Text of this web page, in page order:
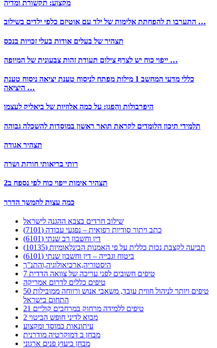
מקצוע: תקשורת ומדיה
התערבו ת להפחתת אלימות של ילד עם אוטיזם כלפי ילדים בשילוב …
תצהיר של בעלים אודות בעלי זכויות בנכס
ייפוי כוח יש לצרף צילום תעודת זהות צבעונית של המיופה …
כללי מדעי המחשב 1 מילות מפתח לניסוח טענת יציאה ניסוח טענת
היציאה …
היפרבולות והֶפגן: על כמה אלוזיות של ביאליק לעצמו
תלמידי תיכון הלומדים לקראת תואר ראשון במוסדות להשכלה גבוהה
תצהיר אגודה
רותי בריאותי חורזת ושרה
תצהיר אימות ייפוי כוח לפי נספח ב2
כמה עצות להמשך הדרך
שילוב חרדים בצבא ההגנה לישראל
כתב ויתור סודיות רפואית – נפגעי עבודה (7101)
דין וחשבון רב שנתי (6101)
תביעה לקצבת נכות כללית על פי האמנות הבינלאומיות (10135)
ביטוח וגבייה – דין וחשבון שנתי (6101)
היסטוריה,ארכיאולוגיה,והתנ”ך
7 טיפים חשובים לפני עריכה של צוואה הדדית
טיפים כללים לדרום אמריקה
50 טיפים ויותר לניהול חווית עובד, משאבי אנוש ורווחה ממובילות
התחום בישראל
21 טיפים ללמידה מרחוק במרחבים קוליים
מבוא לדיני חופש הביטוי 2
עיתונאות כמוסד ומקצוע
מבחן ב דמוקרטיה מודרנית
מבחן ביעוץ פנים ארגוני